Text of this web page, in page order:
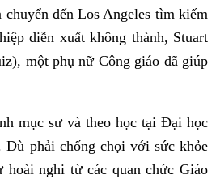
đến Los Angeles tìm kiếm
diễn xuất không thành, Stuart
một phụ nữ Công giáo đã giúp
mục sư và theo học tại Đại học
Dù phải chống chọi với sức khỏe
hoài nghi từ các quan chức Giáo